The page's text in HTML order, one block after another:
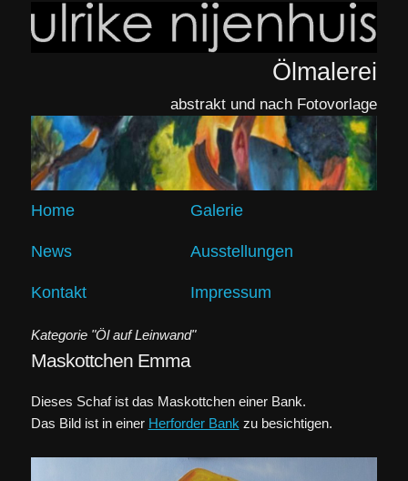
Ölmalerei
abstrakt und nach Fotovorlage
Home Galerie
News Ausstellungen
Kontakt Impressum
Kategorie "Öl auf Leinwand"
Maskottchen Emma
Dieses Schaf ist das Maskottchen einer Bank.
Das Bild ist in einer Herforder Bankzu besichtigen.